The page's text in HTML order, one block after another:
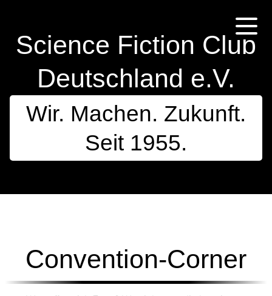
Science Fiction Club
Deutschland e.V.
Wir. Machen. Zukunft.
Seit 1955.
Convention-Corner